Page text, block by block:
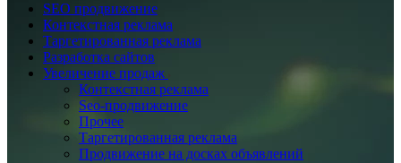
SEO продвижение
Контекстная реклама
Таргетированная реклама
Разработка сайтов
Увеличение продаж
Контекстная реклама
Seo-продвижение
Прочее
Таргетированная реклама
Продвижение на досках объявлений